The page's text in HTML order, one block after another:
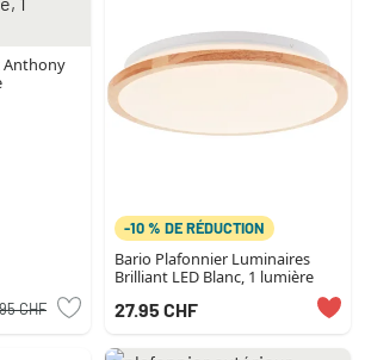
Anthony
CHF
-10 % DE RÉDUCTION
Bario Plafonnier Luminaires
Brilliant LED Blanc, 1 lumière
27.95 CHF